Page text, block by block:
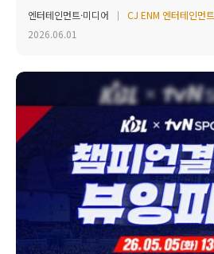
엔터테인먼트·미디어
CJ ENM 엔터테인먼
2026.06.01